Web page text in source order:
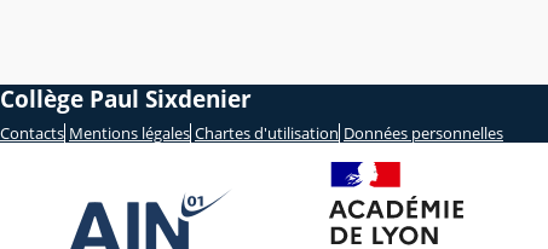
Collège Paul Sixdenier
Contacts Mentions légales Chartes d'utilisation Données personnelles